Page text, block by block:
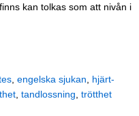
kan tolkas som att nivån i
engelska sjukan
hjärt-
tandlossning trötthet